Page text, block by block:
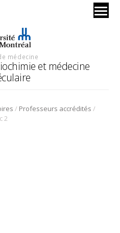
médecine
et médecine
/ Professeurs accrédités /
2